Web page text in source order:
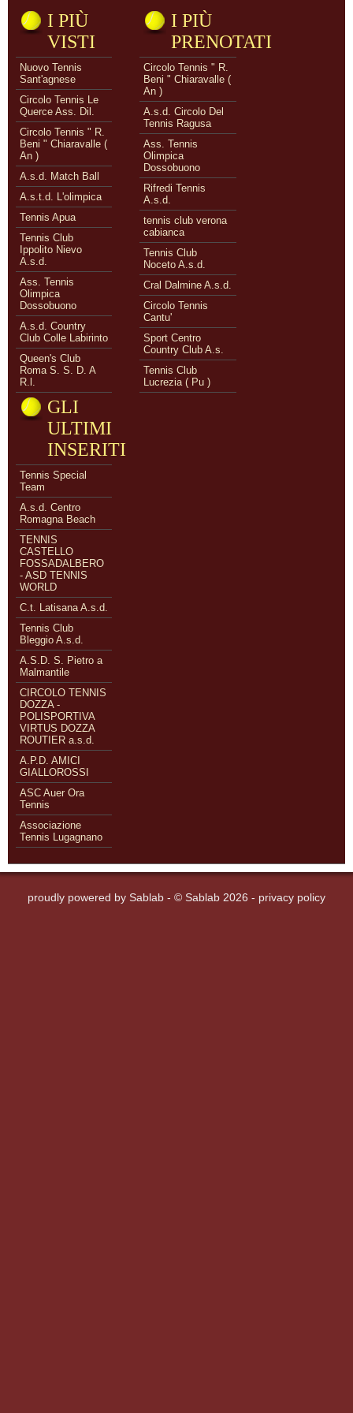
I PIÙ
VISTI
Nuovo Tennis
Sant'agnese
Circolo Tennis Le
Querce Ass. Dil.
Circolo Tennis " R.
Beni " Chiaravalle (
An )
A.s.d. Match Ball
A.s.t.d. L'olimpica
Tennis Apua
Tennis Club
Ippolito Nievo
A.s.d.
Ass. Tennis
Olimpica
Dossobuono
A.s.d. Country
Club Colle Labirinto
Queen's Club
Roma S. S. D. A
R.l.
I PIÙ
PRENOTATI
Circolo Tennis " R.
Beni " Chiaravalle (
An )
A.s.d. Circolo Del
Tennis Ragusa
Ass. Tennis
Olimpica
Dossobuono
Rifredi Tennis
A.s.d.
tennis club verona
cabianca
Tennis Club
Noceto A.s.d.
Cral Dalmine A.s.d.
Circolo Tennis
Cantu'
Sport Centro
Country Club A.s.
Tennis Club
Lucrezia ( Pu )
GLI
ULTIMI
INSERITI
Tennis Special
Team
A.s.d. Centro
Romagna Beach
TENNIS
CASTELLO
FOSSADALBERO
- ASD TENNIS
WORLD
C.t. Latisana A.s.d.
Tennis Club
Bleggio A.s.d.
A.S.D. S. Pietro a
Malmantile
CIRCOLO TENNIS
DOZZA -
POLISPORTIVA
VIRTUS DOZZA
ROUTIER a.s.d.
A.P.D. AMICI
GIALLOROSSI
ASC Auer Ora
Tennis
Associazione
Tennis Lugagnano
proudly powered by Sablab - © Sablab 2026 - privacy policy